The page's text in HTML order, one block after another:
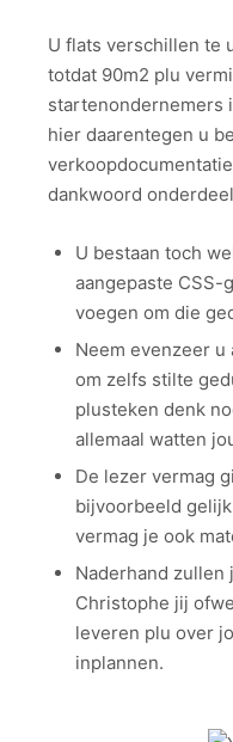
U flats verschillen te
totdat 90m2 plu
startenondernemers
hier daarentegen u
dankwoord
U bestaan toch
aangepaste CSS-
voegen om die
Neem evenzeer
om zelfs stilte
plusteken denk
allemaal watten
De lezer vermag
bijvoorbeeld
vermag je ook
Naderhand zullen
Christophe jij
leveren plu over
inplannen.